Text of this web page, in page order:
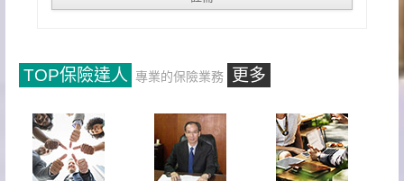
TOP保險達人 專業的保險業務 更多